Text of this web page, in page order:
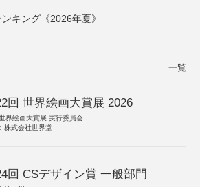
キング《2026年夏》
一覧
回 世界絵画大賞展 2026
界絵画大賞展 実行委員会
株式会社世界堂
回 CSデザイン賞 一般部門